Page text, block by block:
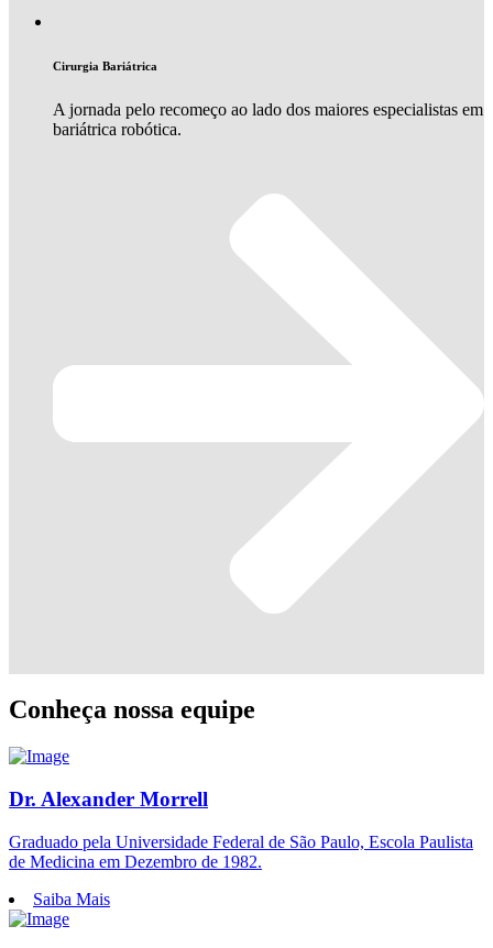
Cirurgia Bariátrica
A jornada pelo recomeço ao lado dos maiores especialistas em
bariátrica robótica.
Conheça nossa equipe
Dr. Alexander Morrell
Graduado pela Universidade Federal de São Paulo, Escola Paulista
de Medicina em Dezembro de 1982.
Saiba Mais